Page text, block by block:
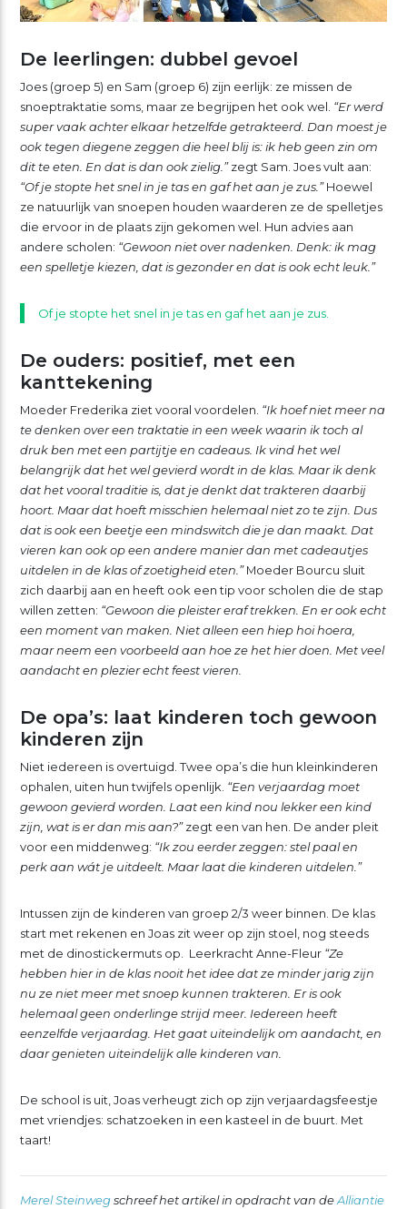
De leerlingen: dubbel gevoel
Joes (groep 5) en Sam (groep 6) zijn eerlijk: ze missen de
snoeptraktatie soms, maar ze begrijpen het ook wel. “Er werd
super vaak achter elkaar hetzelfde getrakteerd. Dan moest je
ook tegen diegene zeggen die heel blij is: ik heb geen zin om
dit te eten. En dat is dan ook zielig.”zegt Sam. Joes vult aan:
“Of je stopte het snel in je tas en gaf het aan je zus.”Hoewel
ze natuurlijk van snoepen houden waarderen ze de spelletjes
die ervoor in de plaats zijn gekomen wel. Hun advies aan
andere scholen: “Gewoon niet over nadenken. Denk: ik mag
een spelletje kiezen, dat is gezonder en dat is ook echt leuk.”
Of je stopte het snel in je tas en gaf het aan je zus.
De ouders: positief, met een
kanttekening
Moeder Frederika ziet vooral voordelen. “Ik hoef niet meer na
te denken over een traktatie in een week waarin ik toch al
druk ben met een partijtje en cadeaus. Ik vind het wel
belangrijk dat het wel gevierd wordt in de klas. Maar ik denk
dat het vooral traditie is, dat je denkt dat trakteren daarbij
hoort. Maar dat hoeft misschien helemaal niet zo te zijn. Dus
dat is ook een beetje een mindswitch die je dan maakt. Dat
vieren kan ook op een andere manier dan met cadeautjes
uitdelen in de klas of zoetigheid eten.”Moeder Bourcu sluit
zich daarbij aan en heeft ook een tip voor scholen die de stap
willen zetten: “Gewoon die pleister eraf trekken. En er ook echt
een moment van maken. Niet alleen een hiep hoi hoera,
maar neem een voorbeeld aan hoe ze het hier doen. Met veel
aandacht en plezier echt feest vieren.
De opa’s: laat kinderen toch gewoon
kinderen zijn
Niet iedereen is overtuigd. Twee opa’s die hun kleinkinderen
ophalen, uiten hun twijfels openlijk. “Een verjaardag moet
gewoon gevierd worden. Laat een kind nou lekker een kind
zijn, wat is er dan mis aan?”zegt een van hen. De ander pleit
voor een middenweg: “Ik zou eerder zeggen: stel paal en
perk aan wát je uitdeelt. Maar laat die kinderen uitdelen.”
Intussen zijn de kinderen van groep 2/3 weer binnen. De klas
start met rekenen en Joas zit weer op zijn stoel, nog steeds
met de dinostickermuts op. Leerkracht Anne-Fleur “Ze
hebben hier in de klas nooit het idee dat ze minder jarig zijn
nu ze niet meer met snoep kunnen trakteren. Er is ook
helemaal geen onderlinge strijd meer. Iedereen heeft
eenzelfde verjaardag. Het gaat uiteindelijk om aandacht, en
daar genieten uiteindelijk alle kinderen van.
De school is uit, Joas verheugt zich op zijn verjaardagsfeestje
met vriendjes: schatzoeken in een kasteel in de buurt. Met
taart!
Merel Steinwegschreef het artikel in opdracht van deAlliantie